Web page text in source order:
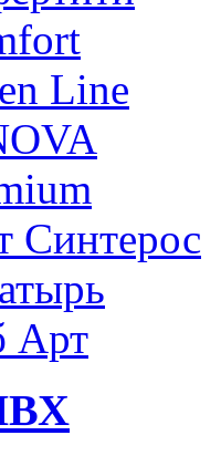
Line
Синтерос
Арт